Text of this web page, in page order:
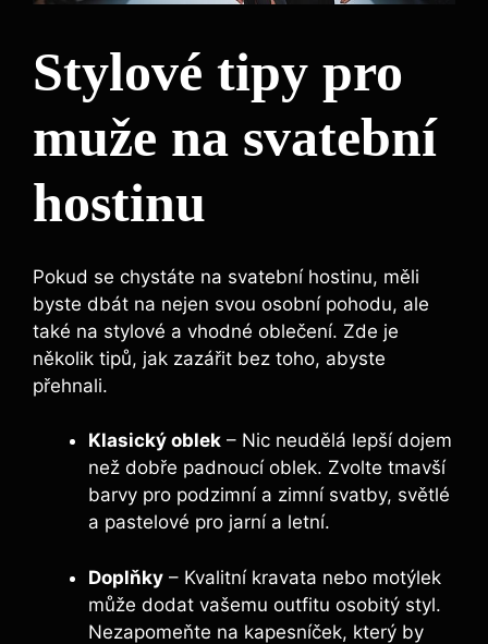
Stylové tipy pro
muže na svatební
hostinu
Pokud se chystáte na svatební hostinu, měli
byste dbát na nejen svou osobní pohodu, ale
také na stylové a vhodné oblečení. Zde je
několik tipů, jak zazářit bez toho, abyste
přehnali.
Klasický oblek – Nic neudělá lepší dojem
než dobře padnoucí oblek. Zvolte tmavší
barvy pro podzimní a zimní svatby, světlé
a pastelové pro jarní a letní.
Doplňky – Kvalitní kravata nebo motýlek
může dodat vašemu outfitu osobitý styl.
Nezapomeňte na kapesníček, který by